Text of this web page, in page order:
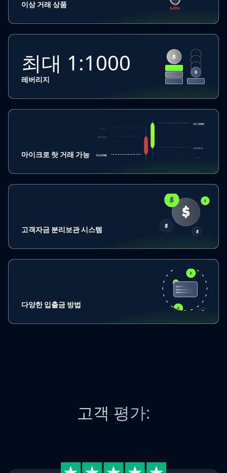
이상 거래 상품
최대 1:1000
레버리지
마이크로 랏 거래 가능
고객자금 분리보관 시스템
다양한 입출금 방법
고객 평가: